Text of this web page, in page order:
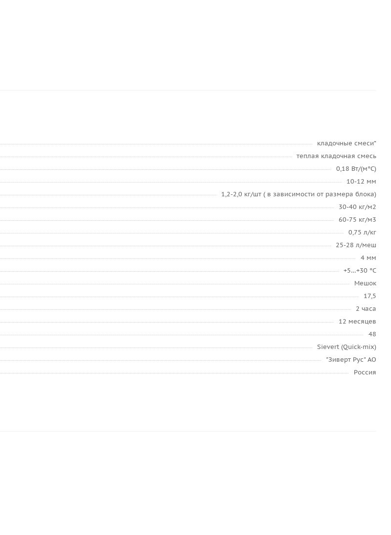
кладочные смеси*
теплая кладочная смесь
0,18 Вт/(м°C)
10-12 мм
1,2-2,0 кг/шт ( в зависимости от размера блока)
30-40 кг/м2
60-75 кг/м3
0,75 л/кг
25-28 л/меш
4 мм
+5…+30 °C
Мешок
17,5
2 часа
12 месяцев
48
Sievert (Quick-mix)
"Зиверт Рус" АО
Россия